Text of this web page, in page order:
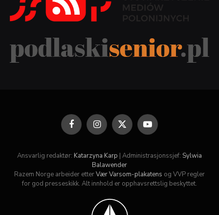
FacebookInstagram
X
(Twitter)
YouTube
Ansvarlig redaktør: Katarzyna Karp | Administrasjonssjef: Sylwia
Balawender
Razem Norge arbeider etterVær Varsom-plakatens og VVP regler
for god presseskikk. Alt innhold er opphavsrettslig beskyttet.